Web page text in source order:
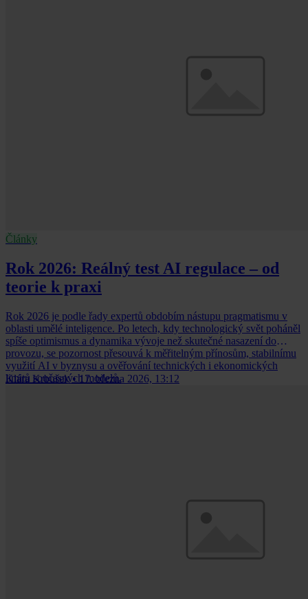
Články
Rok 2026: Reálný test AI regulace – od
teorie k praxi
Rok 2026 je podle řady expertů obdobím nástupu pragmatismu v
oblasti umělé inteligence. Po letech, kdy technologický svět poháněl
spíše optimismus a dynamika vývoje než skutečné nasazení do
provozu, se pozornost přesouvá k měřitelným přínosům, stabilnímu
využití AI v byznysu a ověřování technických i ekonomických
limitů současných modelů.
Klára Krbušek • 17. března 2026, 13:12